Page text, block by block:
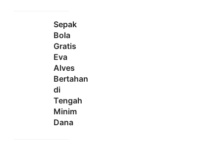
Sepak
Bola
Gratis
Eva
Alves
Bertahan
di
Tengah
Minim
Dana